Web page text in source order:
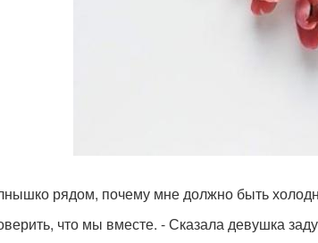
рядом, почему мне должно быть
что мы вместе. - Сказала девушка